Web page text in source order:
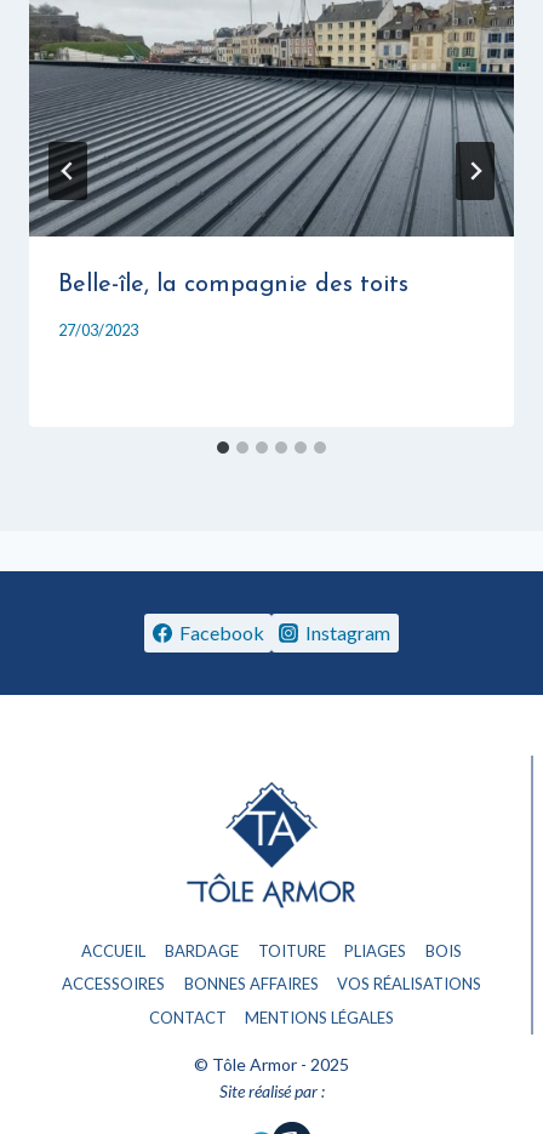
Belle-île, la compagnie des toits
27/03/2023
Facebook Instagram
ACCUEIL BARDAGE TOITURE PLIAGES
BOIS
ACCESSOIRES
BONNES AFFAIRES
VOS RÉALISATIONS
CONTACT
MENTIONS LÉGALES
© Tôle Armor - 2025
Site réalisé par :